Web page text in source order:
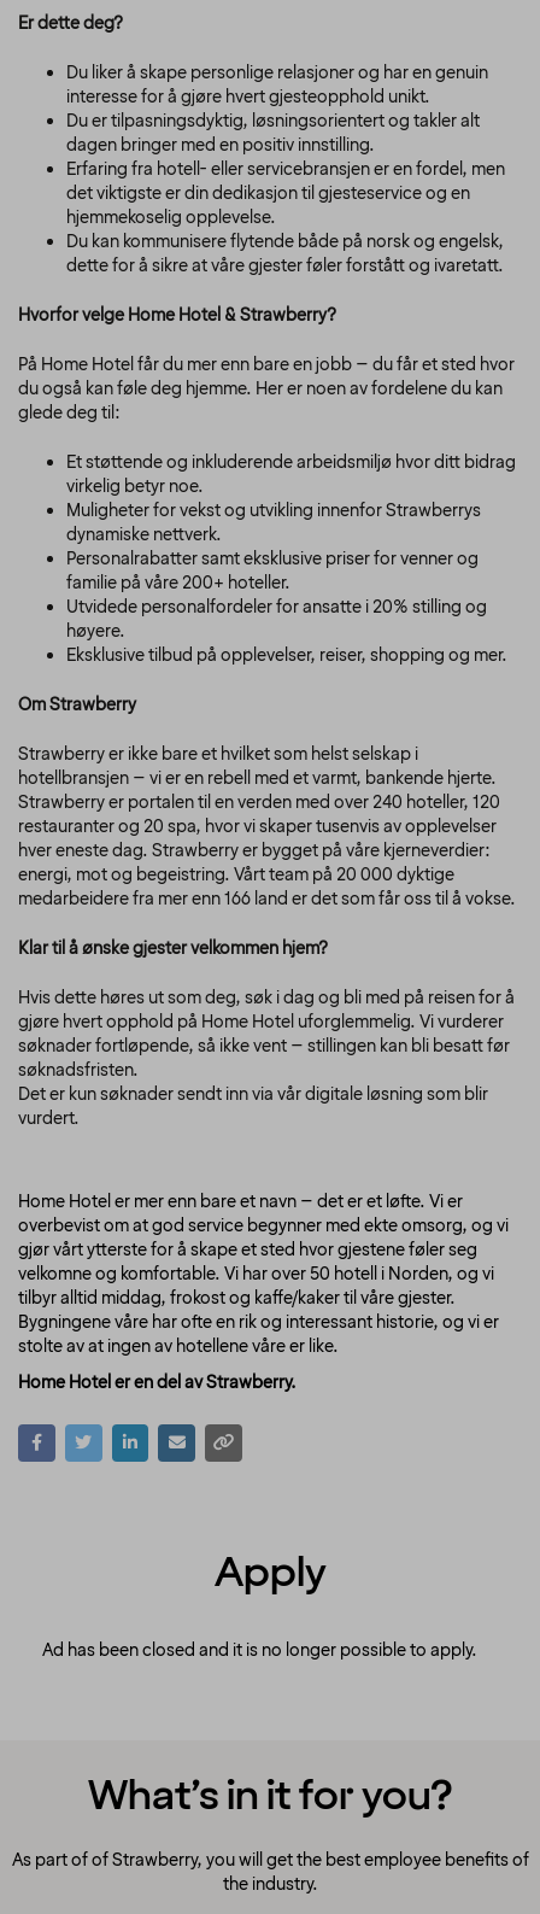
Er dette deg?
Du liker å skape personlige relasjoner og har en genuin
interesse for å gjøre hvert gjesteopphold unikt.
Du er tilpasningsdyktig, løsningsorientert og takler alt
dagen bringer med en positiv innstilling.
Erfaring fra hotell- eller servicebransjen er en fordel, men
det viktigste er din dedikasjon til gjesteservice og en
hjemmekoselig opplevelse.
Du kan kommunisere flytende både på norsk og engelsk,
dette for å sikre at våre gjester føler forstått og ivaretatt.
Hvorfor velge Home Hotel & Strawberry?
På Home Hotel får du mer enn bare en jobb – du får et sted hvor
du også kan føle deg hjemme. Her er noen av fordelene du kan
glede deg til:
Et støttende og inkluderende arbeidsmiljø hvor ditt bidrag
virkelig betyr noe.
Muligheter for vekst og utvikling innenfor Strawberrys
dynamiske nettverk.
Personalrabatter samt eksklusive priser for venner og
familie på våre 200+ hoteller.
Utvidede personalfordeler for ansatte i 20% stilling og
høyere.
Eksklusive tilbud på opplevelser, reiser, shopping og mer.
Om Strawberry
Strawberry er ikke bare et hvilket som helst selskap i
hotellbransjen – vi er en rebell med et varmt, bankende hjerte.
Strawberry er portalen til en verden med over 240 hoteller, 120
restauranter og 20 spa, hvor vi skaper tusenvis av opplevelser
hver eneste dag. Strawberry er bygget på våre kjerneverdier:
energi, mot og begeistring. Vårt team på 20 000 dyktige
medarbeidere fra mer enn 166 land er det som får oss til å vokse.
Klar til å ønske gjester velkommen hjem?
Hvis dette høres ut som deg, søk i dag og bli med på reisen for å
gjøre hvert opphold på Home Hotel uforglemmelig. Vi vurderer
søknader fortløpende, så ikke vent – stillingen kan bli besatt før
søknadsfristen.
Det er kun søknader sendt inn via vår digitale løsning som blir
vurdert.
Home Hotel er mer enn bare et navn – det er et løfte. Vi er
overbevist om at god service begynner med ekte omsorg, og vi
gjør vårt ytterste for å skape et sted hvor gjestene føler seg
velkomne og komfortable. Vi har over 50 hotell i Norden, og vi
tilbyr alltid middag, frokost og kaffe/kaker til våre gjester.
Bygningene våre har ofte en rik og interessant historie, og vi er
stolte av at ingen av hotellene våre er like.
Home Hotel er en del av Strawberry.
Apply
Ad has been closed and it is no longer possible to apply.
What’s in it for you?
As part of of Strawberry, you will get the best employee benefits of
the industry.